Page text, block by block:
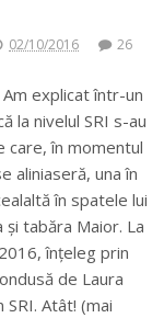
02/10/2016
26
explicat într-un
la nivelul SRI s-au
care, în momentul
aliniaseră, una în
în spatele lui
tabăra Maior. La
înțeleg prin
de Laura
Atât! (mai